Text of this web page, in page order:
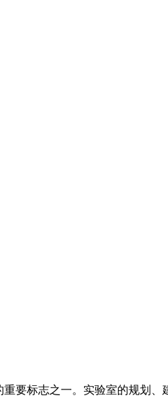
标志之一。实验室的规划、